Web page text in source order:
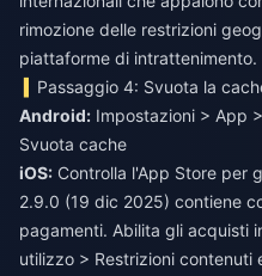
rimozione delle restrizioni
piattaforme di intrattenimento.
Passaggio 4: Svuota la
Android: Impostazioni > App
Svuota cache
iOS: Controlla l'App Store per
2.9.0 (19 dic 2025) contiene
pagamenti. Abilita gli acquisti
utilizzo > Restrizioni contenuti